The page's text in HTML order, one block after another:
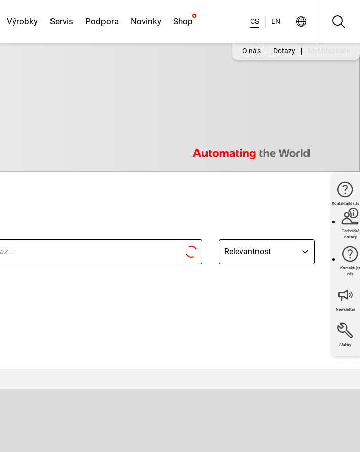
Výrobky Servis Podpora Novinky Shop CS EN
O nás Dotazy
Relevantnost
Kontaktujte nás
Technické
dotazy
nás
Newsletter
Služby